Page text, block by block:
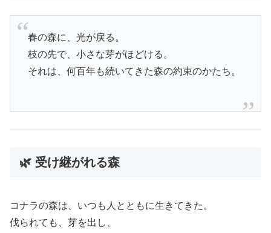
春の森に、光が戻る。
枝の先で、小さな芽がほどける。
それは、何百年も続いてきた森の約束のかたち。
🌿 受け継がれる森
コナラの森は、いつも人とともに生きてきた。
伐られても、芽を出し、